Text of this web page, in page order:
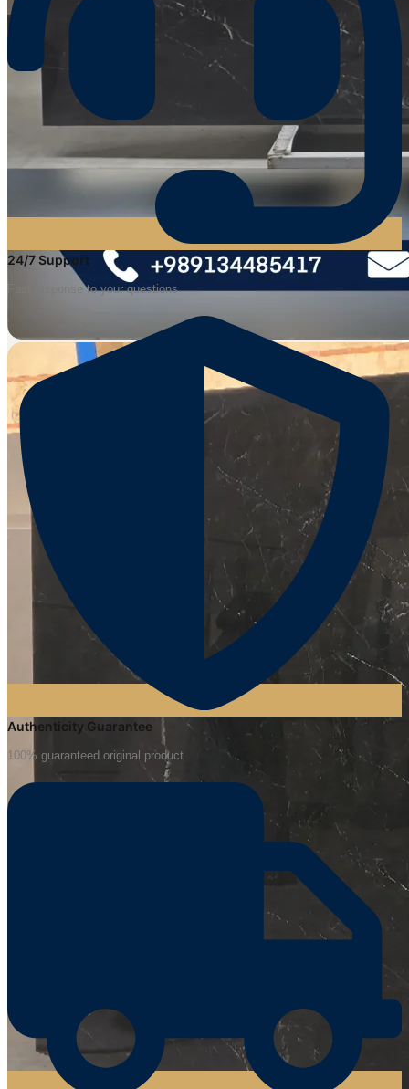
24/7 Support
Fast response to your questions
Authenticity Guarantee
100% guaranteed original product